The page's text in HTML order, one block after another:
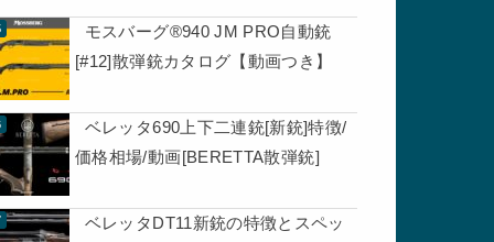
モスバーグ®940 JM PRO自動銃
[#12]散弾銃カタログ【動画つき】
ベレッタ690上下二連銃[新銃]特徴/
価格相場/動画[BERETTA散弾銃]
ベレッタDT11新銃の特徴とスペッ